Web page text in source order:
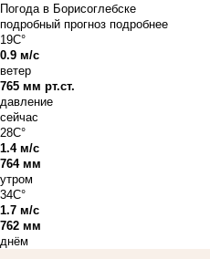
Погода в Борисоглебске
подробный прогноз подробнее
19C°
0.9 м/с
ветер
765 мм рт.ст.
давление
сейчас
28C°
1.4 м/с
764 мм
утром
34C°
1.7 м/с
762 мм
днём